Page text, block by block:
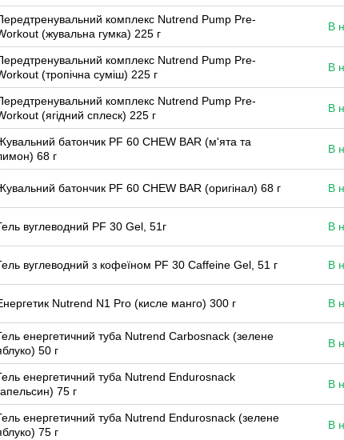
комплекс Nutrend Pump Pre-
(жувальна гумка) 225 г
В
комплекс Nutrend Pump Pre-
(тропічна суміш) 225 г
В
комплекс Nutrend Pump Pre-
(ягідний сплеск) 225 г
В
батончик PF 60 CHEW BAR (м'ята та
68 г
В
батончик PF 60 CHEW BAR (оригінал) 68 г В
вуглеводний PF 30 Gel, 51г В
вуглеводний з кофеїном PF 30 Caffeine Gel, 51 г В
Nutrend N1 Pro (кисле манго) 300 г В
енергетичний туба Nutrend Carbosnack (зелене
50 г
В
енергетичний туба Nutrend Endurosnack
75 г
В
енергетичний туба Nutrend Endurosnack (зелене
75 г
В